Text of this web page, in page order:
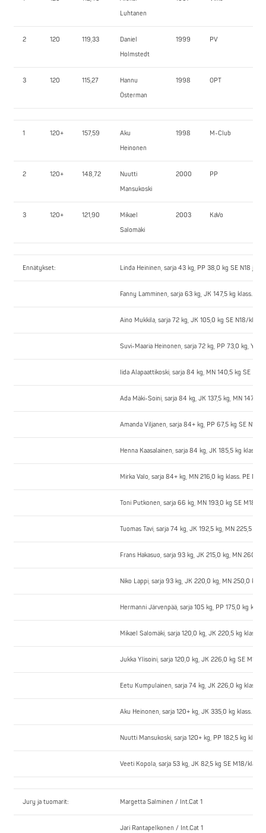
Luhtanen
2 120 119,33
Daniel
Holmstedt
1999 PV
3 120 115,27
Hannu
Österman
1998 OPT
1 120+ 157,59
Aku
Heinonen
1998 M-Club
2 120+ 148,72
Nuutti
Mansukoski
2000 PP
3 120+ 121,90
Mikael
Salomäki
2003 KaVo
Ennätykset: Linda Heininen, sarja 43 kg, PP 38,0 kg SE N18 ja
Fanny Lamminen, sarja 63 kg, JK 147,5 kg klass. PE
Aino Mukkila, sarja 72 kg, JK 105,0 kg SE N18/klass.
Suvi-Maaria Heinonen, sarja 72 kg, PP 73,0 kg, YT
Iida Alapaattikoski, sarja 84 kg, MN 140,5 kg SE
Ada Mäki-Soini, sarja 84 kg, JK 137,5 kg, MN 147,5
Amanda Viljanen, sarja 84+ kg, PP 67,5 kg SE N18/
Henna Kaasalainen, sarja 84 kg, JK 185,5 kg klass.
Mirka Valo, sarja 84+ kg, MN 216,0 kg klass. PE
Toni Putkonen, sarja 66 kg, MN 193,0 kg SE M18/
Tuomas Tavi, sarja 74 kg, JK 192,5 kg, MN 225,5
Frans Hakasuo, sarja 93 kg, JK 215,0 kg, MN 260,0
Niko Lappi, sarja 93 kg, JK 220,0 kg, MN 250,0 kg,
Hermanni Järvenpää, sarja 105 kg, PP 175,0 kg
Mikael Salomäki, sarja 120,0 kg, JK 220,5 kg klass.
Jukka Ylisoini, sarja 120,0 kg, JK 226,0 kg SE M18/
Eetu Kumpulainen, sarja 74 kg, JK 226,0 kg klass.
Aku Heinonen, sarja 120+ kg, JK 335,0 kg klass.
Nuutti Mansukoski, sarja 120+ kg, PP 182,5 kg klass.
Veeti Kopola, sarja 53 kg, JK 82,5 kg SE M18/klass.
Jury ja tuomarit: Margetta Salminen / Int.Cat 1
Jari Rantapelkonen / Int.Cat 1